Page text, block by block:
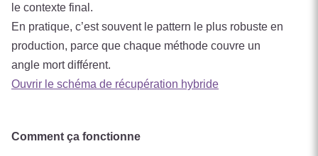
le contexte final.
En pratique, c’est souvent le pattern le plus robuste en
production, parce que chaque méthode couvre un
angle mort différent.
Ouvrir le schéma de récupération hybride
Comment ça fonctionne